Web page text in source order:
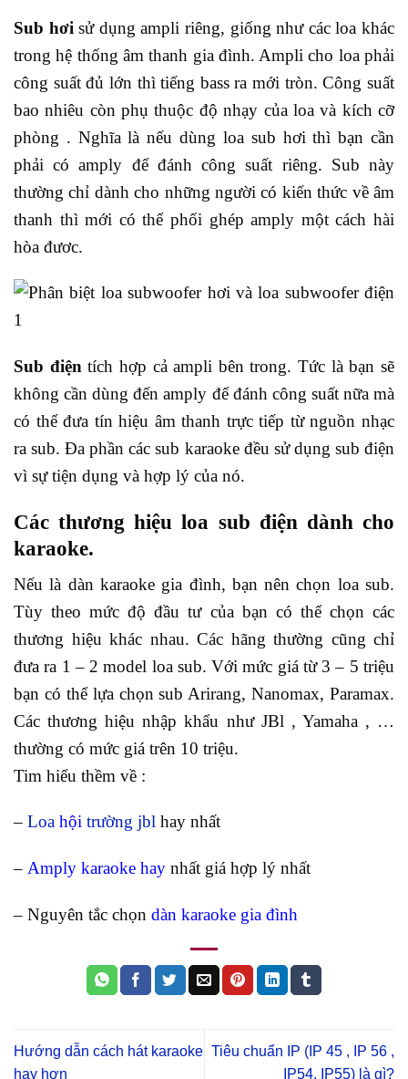
Sub hơi sử dụng ampli riêng, giống như các loa khác
trong hệ thống âm thanh gia đình. Ampli cho loa phải
công suất đủ lớn thì tiếng bass ra mới tròn. Công suất
bao nhiêu còn phụ thuộc độ nhạy của loa và kích cỡ
phòng . Nghĩa là nếu dùng loa sub hơi thì bạn cần
phải có amply để đánh công suất riêng. Sub này
thường chỉ dành cho những người có kiến thức về âm
thanh thì mới có thể phối ghép amply một cách hài
hòa đươc.
Sub điện tích hợp cả ampli bên trong. Tức là bạn sẽ
không cần dùng đến amply để đánh công suất nữa mà
có thể đưa tín hiệu âm thanh trực tiếp từ nguồn nhạc
ra sub. Đa phần các sub karaoke đều sử dụng sub điện
vì sự tiện dụng và hợp lý của nó.
Các thương hiệu loa sub điện dành cho
karaoke.
Nếu là dàn karaoke gia đình, bạn nên chọn loa sub.
Tùy theo mức độ đầu tư của bạn có thể chọn các
thương hiệu khác nhau. Các hãng thường cũng chỉ
đưa ra 1 – 2 model loa sub. Với mức giá từ 3 – 5 triệu
bạn có thể lựa chọn sub Arirang, Nanomax, Paramax.
Các thương hiệu nhập khẩu như JBl , Yamaha , …
thường có mức giá trên 10 triệu.
Tim hiểu thềm về :
– Loa hội trường jbl hay nhất
– Amply karaoke hay nhất giá hợp lý nhất
– Nguyên tắc chọn dàn karaoke gia đình
Hướng dẫn cách hát karaoke
hay hơn
Tiêu chuẩn IP (IP 45 , IP 56 ,
IP54, IP55) là gì?